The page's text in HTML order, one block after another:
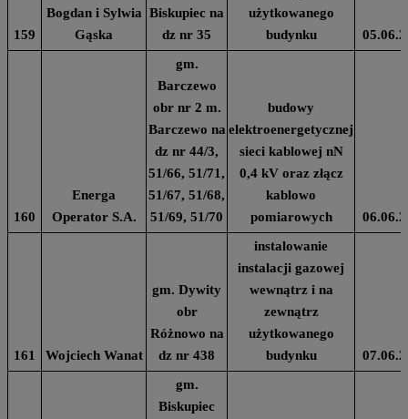
159
Bogdan i Sylwia
Gąska
Biskupiec na
dz nr 35
użytkowanego
budynku
160
Energa
Operator S.A.
gm.
Barczewo
obr nr 2 m.
Barczewo na
dz nr 44/3,
51/66, 51/71,
51/67, 51/68,
51/69, 51/70
budowy
elektroenergetycznej
sieci kablowej nN
0,4 kV oraz złącz
kablowo
pomiarowych
161 Wojciech Wanat
gm. Dywity
obr
Różnowo na
dz nr 438
instalowanie
instalacji gazowej
wewnątrz i na
zewnątrz
użytkowanego
budynku
gm.
Biskupiec